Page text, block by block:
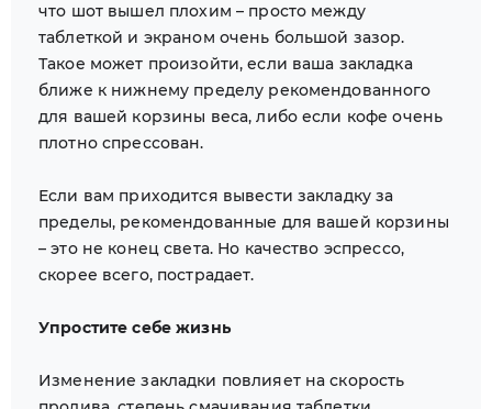
что шот вышел плохим – просто между
таблеткой и экраном очень большой зазор.
Такое может произойти, если ваша закладка
ближе к нижнему пределу рекомендованного
для вашей корзины веса, либо если кофе очень
плотно спрессован.
Если вам приходится вывести закладку за
пределы, рекомендованные для вашей корзины
– это не конец света. Но качество эспрессо,
скорее всего, пострадает.
Упростите себе жизнь
Изменение закладки повлияет на скорость